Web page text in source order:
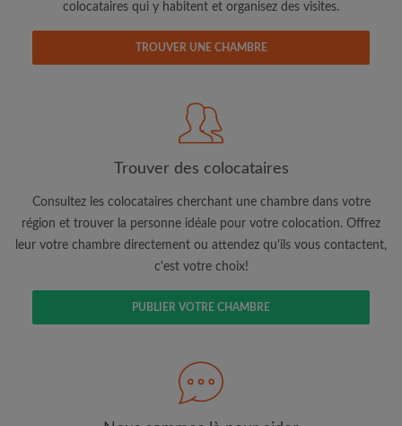
Adresse email
J'ai lu, compris et accepte les
Conditions d'utilisation
et ai pris connaissance de la
CRÉER PROFIL
Je souhaite recevoir des offres exclusives et des mises à
Faites une recherche selon ce qui vous
semble important
colocataires qui y habitent et organisez des visites.
TROUVER UNE CHAMBRE
Trouver des colocataires
Consultez les colocataires cherchant une chambre dans votre
région et trouver la personne idéale pour votre colocation. Offrez
leur votre chambre directement ou attendez qu'ils vous contactent,
c'est votre choix!
PUBLIER VOTRE CHAMBRE